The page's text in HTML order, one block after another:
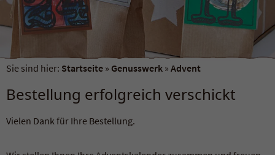
Sie sind hier: Startseite » Genusswerk » Advent
Bestellung erfolgreich verschickt
Vielen Dank für Ihre Bestellung.
Name fe_typo_user / PHPSESSID
Laufzeit Session
Zweck
Dieses Cookie ist ein Standard-Session-
Cookie von TYPO3. Es speichert im Falle eines
Benutzer-Logins die Session-ID. So kann der
Cookie-Informationen anzeigen
Wir verwenden auf unserer Website externe Inhalte, um Ihnen